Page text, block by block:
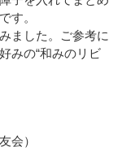
す。
ました。ご参考に
みの“和みのリビ
会）